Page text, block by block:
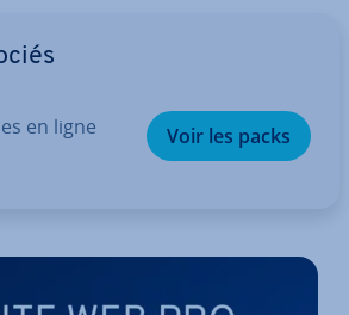
en ligne Voir les packs